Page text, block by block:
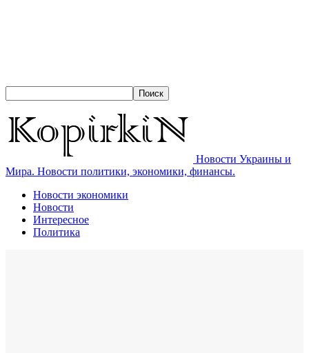
Новости Украины и
Мира. Новости политики, экономики, финансы.
Новости экономики
Новости
Интересное
Политика